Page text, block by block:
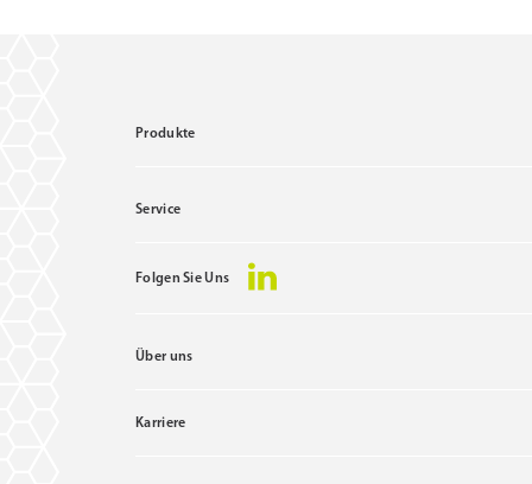
Produkte
Service
Folgen Sie Uns
Über uns
Karriere